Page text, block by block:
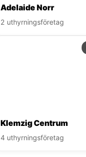
Adelaide Norr
2 uthyrningsföretag
Klemzig Centrum
4 uthyrningsföretag